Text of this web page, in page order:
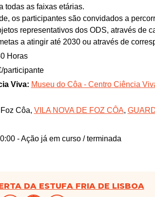
todas as faixas etárias.
os participantes são convidados a
representativos dos ODS, através de
a atingir até 2030 ou através de
Horas
participante
Viva: Museu do Côa - Centro Ciência
Côa, VILA NOVA DE FOZ CÔA,
- Ação já em curso / terminada
DA ESTUFA FRIA DE LISBOA